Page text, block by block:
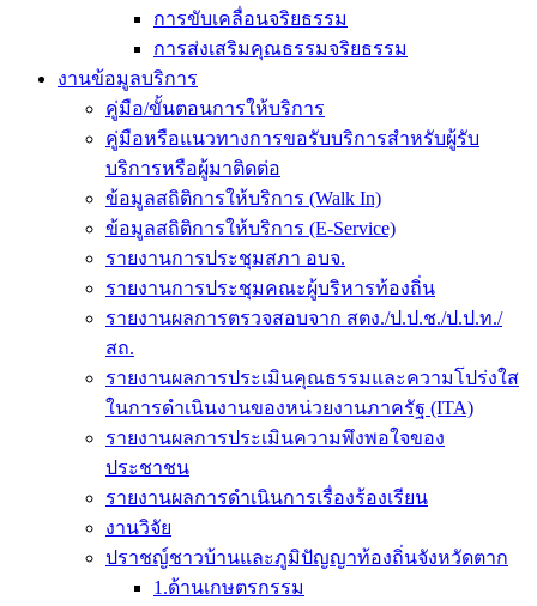
การขับเคลื่อนจริยธรรม
การส่งเสริมคุณธรรมจริยธรรม
งานข้อมูลบริการ
คู่มือ/ขั้นตอนการให้บริการ
คู่มือหรือแนวทางการขอรับบริการสำหรับผู้รับ
บริการหรือผู้มาติดต่อ
ข้อมูลสถิติการให้บริการ (Walk In)
ข้อมูลสถิติการให้บริการ (E-Service)
รายงานการประชุมสภา อบจ.
รายงานการประชุมคณะผู้บริหารท้องถิ่น
รายงานผลการตรวจสอบจาก สตง./ป.ป.ช./ป.ป.ท./
สถ.
รายงานผลการประเมินคุณธรรมและความโปร่งใส
ในการดำเนินงานของหน่วยงานภาครัฐ (ITA)
รายงานผลการประเมินความพึงพอใจของ
ประชาชน
รายงานผลการดำเนินการเรื่องร้องเรียน
งานวิจัย
ปราชญ์ชาวบ้านและภูมิปัญญาท้องถิ่นจังหวัดตาก
1.ด้านเกษตรกรรม